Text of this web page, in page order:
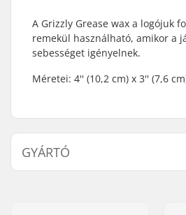
A Grizzly Grease wax a logójuk
remekül használható, amikor a
sebességet igényelnek.
Méretei: 4'' (10,2 cm) x 3'' (7,6
GYÁRTÓ